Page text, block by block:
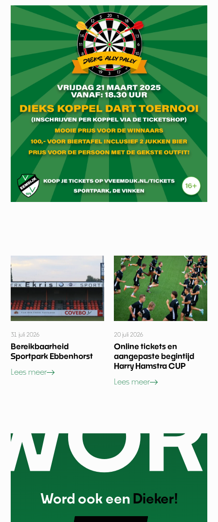
31 juli 2026
Bereikbaarheid
Sportpark Ebbenhorst
Lees meer
20 juli 2026
Online tickets en
aangepaste begintijd
Harry Hamstra CUP
Lees meer
Word ook een Dieker!